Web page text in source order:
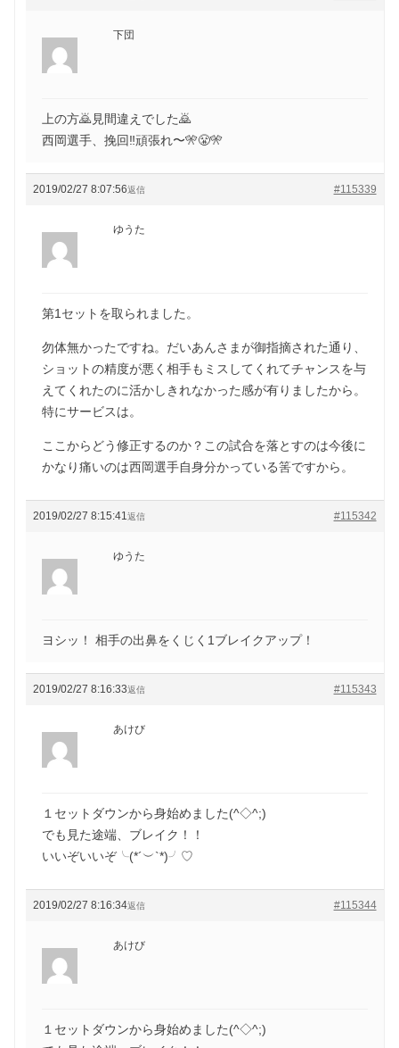
下団
上の方🙇見間違えでした🙇
西岡選手、挽回‼️頑張れ〜🎌😤🎌
2019/02/27 8:07:56 #115339
返信
ゆうた
第1セットを取られました。
勿体無かったですね。だいあんさまが御指摘された通り、
ショットの精度が悪く相手もミスしてくれてチャンスを与
えてくれたのに活かしきれなかった感が有りましたから。
特にサービスは。
ここからどう修正するのか？この試合を落とすのは今後に
かなり痛いのは西岡選手自身分かっている筈ですから。
2019/02/27 8:15:41 #115342
返信
ゆうた
ヨシッ！ 相手の出鼻をくじく1ブレイクアップ！
2019/02/27 8:16:33 #115343
返信
あけび
１セットダウンから身始めました(^◇^;)
でも見た途端、ブレイク！！
いいぞいいぞ╰(*´︶`*)╯♡
2019/02/27 8:16:34 #115344
返信
あけび
１セットダウンから身始めました(^◇^;)